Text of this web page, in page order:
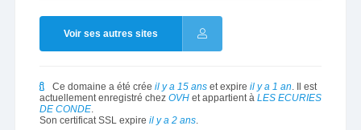
Voir ses autres sites
Ce domaine a été crée il y a 15 anset expire il y a 1 an. Il est
actuellement enregistré chez OVHet appartient à LES ECURIES
DE CONDE.
Son certificat SSL expire il y a 2 ans.